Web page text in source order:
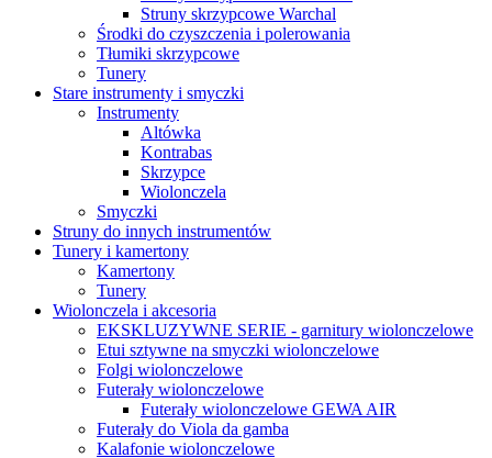
Struny skrzypcowe Warchal
Środki do czyszczenia i polerowania
Tłumiki skrzypcowe
Tunery
Stare instrumenty i smyczki
Instrumenty
Altówka
Kontrabas
Skrzypce
Wiolonczela
Smyczki
Struny do innych instrumentów
Tunery i kamertony
Kamertony
Tunery
Wiolonczela i akcesoria
EKSKLUZYWNE SERIE - garnitury wiolonczelowe
Etui sztywne na smyczki wiolonczelowe
Folgi wiolonczelowe
Futerały wiolonczelowe
Futerały wiolonczelowe GEWA AIR
Futerały do Viola da gamba
Kalafonie wiolonczelowe